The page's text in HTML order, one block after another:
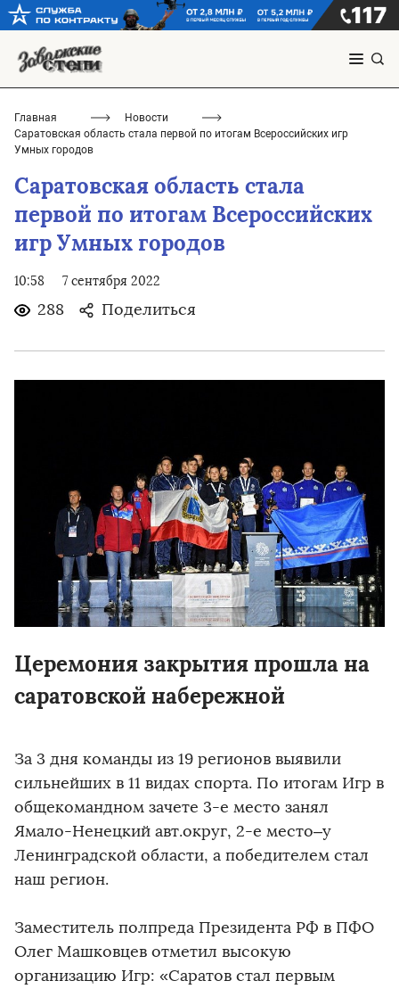
Главная
Новости
Саратовская область стала первой по итогам Всероссийских игр
Умных городов
Саратовская область стала
первой по итогам Всероссийских
игр Умных городов
10:58 7 сентября 2022
288 Поделиться
Церемония закрытия прошла на
саратовской набережной
За 3 дня команды из 19 регионов выявили
сильнейших в 11 видах спорта. По итогам Игр в
общекомандном зачете 3-е место занял
Ямало-Ненецкий авт.округ, 2-е место–у
Ленинградской области, а победителем стал
наш регион.
Заместитель полпреда Президента РФ в ПФО
Олег Машковцев отметил высокую
организацию Игр: «Саратов стал первым